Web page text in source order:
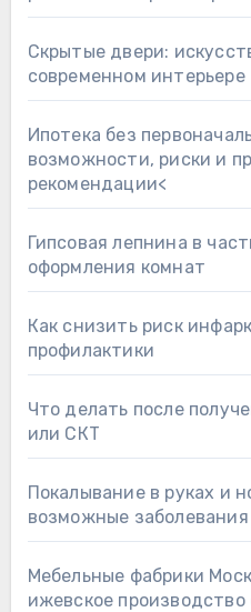
Скрытые двери:
современном интерьере
Ипотека без
возможности, риски и
рекомендации<
Гипсовая лепнина в
оформления комнат
Как снизить риск
профилактики
Что делать после
или СКТ
Покалывание в руках и
возможные заболевания
Мебельные фабрики
ижевское производство